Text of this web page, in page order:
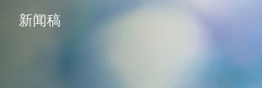
新闻稿